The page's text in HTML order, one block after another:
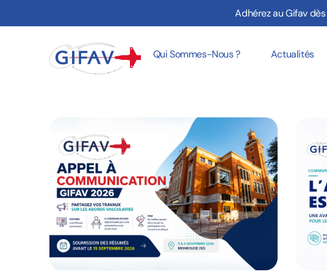
Adhérez au Gifav
Qui Sommes-Nous ? Actualités